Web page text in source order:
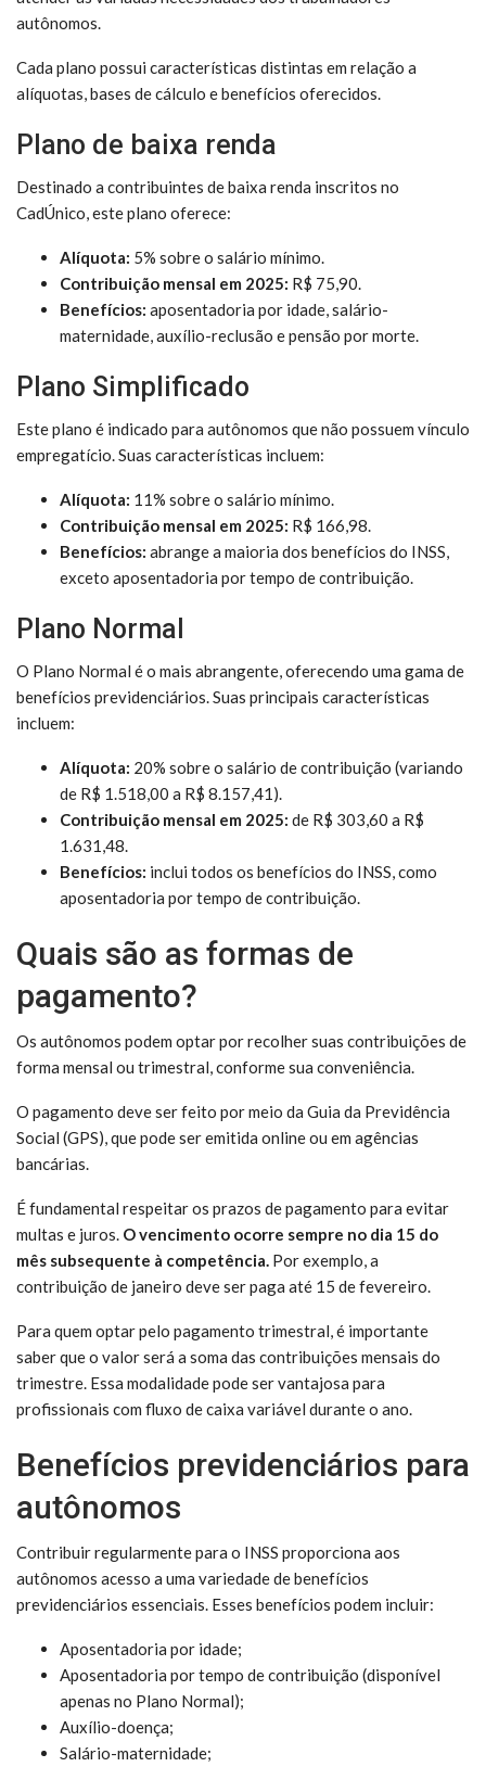
autônomos.
Cada plano possui características distintas em relação a
alíquotas, bases de cálculo e benefícios oferecidos.
Plano de baixa renda
Destinado a contribuintes de baixa renda inscritos no
CadÚnico, este plano oferece:
Alíquota: 5% sobre o salário mínimo.
Contribuição mensal em 2025: R$ 75,90.
Benefícios: aposentadoria por idade, salário-
maternidade, auxílio-reclusão e pensão por morte.
Plano Simplificado
Este plano é indicado para autônomos que não possuem vínculo
empregatício. Suas características incluem:
Alíquota: 11% sobre o salário mínimo.
Contribuição mensal em 2025: R$ 166,98.
Benefícios: abrange a maioria dos benefícios do INSS,
exceto aposentadoria por tempo de contribuição.
Plano Normal
O Plano Normal é o mais abrangente, oferecendo uma gama de
benefícios previdenciários. Suas principais características
incluem:
Alíquota: 20% sobre o salário de contribuição (variando
de R$ 1.518,00 a R$ 8.157,41).
Contribuição mensal em 2025: de R$ 303,60 a R$
1.631,48.
Benefícios: inclui todos os benefícios do INSS, como
aposentadoria por tempo de contribuição.
Quais são as formas de
pagamento?
Os autônomos podem optar por recolher suas contribuições de
forma mensal ou trimestral, conforme sua conveniência.
O pagamento deve ser feito por meio da Guia da Previdência
Social (GPS), que pode ser emitida online ou em agências
bancárias.
É fundamental respeitar os prazos de pagamento para evitar
multas e juros. O vencimento ocorre sempre no dia 15 do
mês subsequente à competência. Por exemplo, a
contribuição de janeiro deve ser paga até 15 de fevereiro.
Para quem optar pelo pagamento trimestral, é importante
saber que o valor será a soma das contribuições mensais do
trimestre. Essa modalidade pode ser vantajosa para
profissionais com fluxo de caixa variável durante o ano.
Benefícios previdenciários para
autônomos
Contribuir regularmente para o INSS proporciona aos
autônomos acesso a uma variedade de benefícios
previdenciários essenciais. Esses benefícios podem incluir:
Aposentadoria por idade;
Aposentadoria por tempo de contribuição (disponível
apenas no Plano Normal);
Auxílio-doença;
Salário-maternidade;